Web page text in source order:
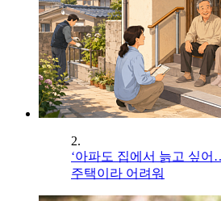
2.
‘아파도 집에서 늙고 싶어
주택이라 어려워